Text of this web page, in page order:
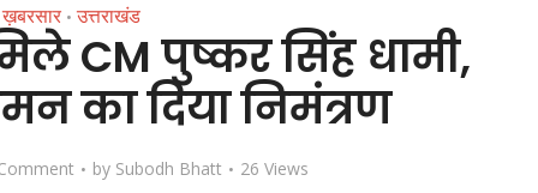
ख़बरसार • उत्तराखंड
CM पुष्कर सिंह धामी,
का दिया निमंत्रण
by Subodh Bhatt 26 Views